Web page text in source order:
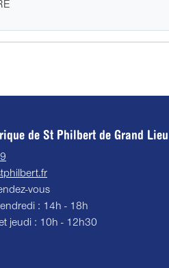
de St Philbert de Grand Lieu
vous
: 14h - 18h
jeudi : 10h - 12h30